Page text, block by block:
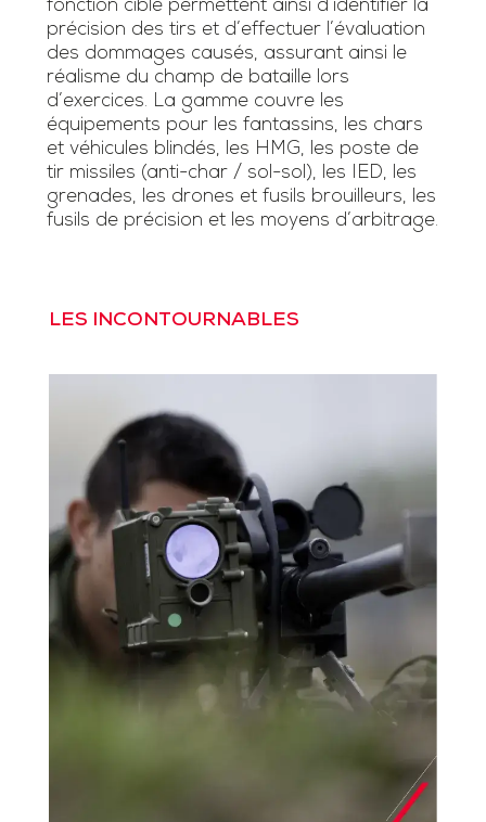
fonction cible permettent ainsi d’identifier la
précision des tirs et d’effectuer l’évaluation
des dommages causés, assurant ainsi le
réalisme du champ de bataille lors
d’exercices. La gamme couvre les
équipements pour les fantassins, les chars
et véhicules blindés, les HMG, les poste de
tir missiles (anti-char / sol-sol), les IED, les
grenades, les drones et fusils brouilleurs, les
fusils de précision et les moyens d’arbitrage.
LES INCONTOURNABLES